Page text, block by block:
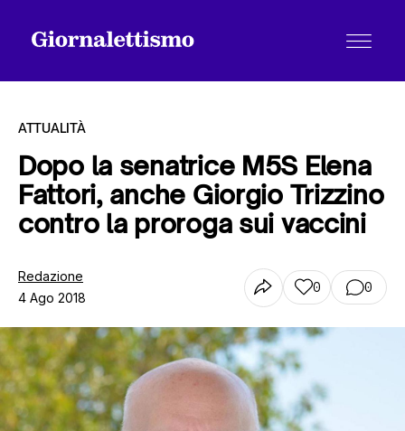
Tutti gli articoli
Chi siamo
Contatti
ATTUALITÀ
Dopo la senatrice M5S Elena
Fattori, anche Giorgio Trizzino
contro la proroga sui vaccini
Redazione
4 Ago 2018
0 0